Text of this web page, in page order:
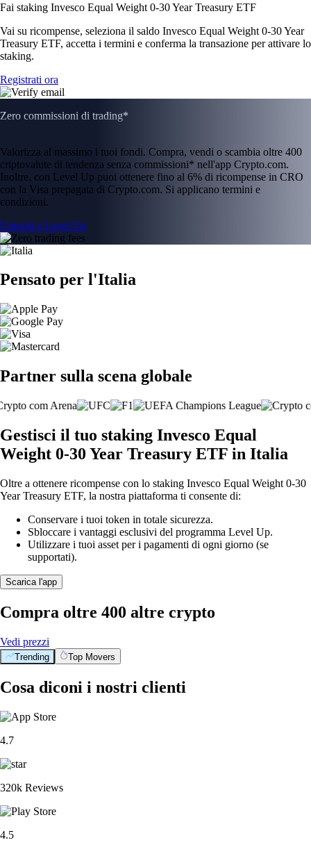
Fai staking Invesco Equal Weight 0-30 Year Treasury ETF
Vai su ricompense, seleziona il saldo Invesco Equal Weight 0-30 Year
Treasury ETF, accetta i termini e conferma la transazione per attivare lo
staking.
Registrati ora
Zero commissioni di trading*
Valorizza al massimo i tuoi fondi. Compra, vendi o scambia oltre 400
criptovalute di tendenza senza commissioni* nell'app Crypto.com.
Inoltre, con Level Up puoi ottenere fino al 6% di ricompense in CRO
con la Visa prepagata di Crypto.com. Si applicano termini e
condizioni.
Unisciti a Level Up
Pensato per l'Italia
Partner sulla scena globale
Gestisci il tuo staking Invesco Equal
Weight 0-30 Year Treasury ETF in Italia
Oltre a ottenere ricompense con lo staking Invesco Equal Weight 0-30
Year Treasury ETF, la nostra piattaforma ti consente di:
Conservare i tuoi token in totale sicurezza.
Sbloccare i vantaggi esclusivi del programma Level Up.
Utilizzare i tuoi asset per i pagamenti di ogni giorno (se
supportati).
Scarica l'app
Compra oltre 400 altre crypto
Vedi prezzi
Trending Top Movers
Cosa diconi i nostri clienti
4.7
320k Reviews
4.5